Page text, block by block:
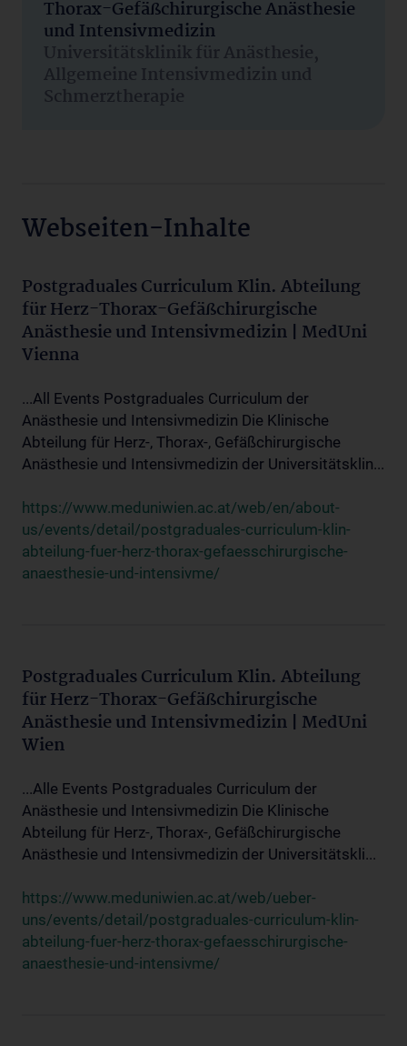
Thorax-Gefäßchirurgische Anästhesie
und Intensivmedizin
Universitätsklinik für Anästhesie,
Allgemeine Intensivmedizin und
Schmerztherapie
Webseiten-Inhalte
Postgraduales Curriculum Klin. Abteilung
für Herz-Thorax-Gefäßchirurgische
Anästhesie und Intensivmedizin | MedUni
Vienna
...All Events Postgraduales Curriculum der
Anästhesie und Intensivmedizin Die Klinische
Abteilung für Herz-, Thorax-, Gefäßchirurgische
Anästhesie und Intensivmedizin der Universitätsklin...
https://www.meduniwien.ac.at/web/en/about-
us/events/detail/postgraduales-curriculum-klin-
abteilung-fuer-herz-thorax-gefaesschirurgische-
anaesthesie-und-intensivme/
Postgraduales Curriculum Klin. Abteilung
für Herz-Thorax-Gefäßchirurgische
Anästhesie und Intensivmedizin | MedUni
Wien
...Alle Events Postgraduales Curriculum der
Anästhesie und Intensivmedizin Die Klinische
Abteilung für Herz-, Thorax-, Gefäßchirurgische
Anästhesie und Intensivmedizin der Universitätskli...
https://www.meduniwien.ac.at/web/ueber-
uns/events/detail/postgraduales-curriculum-klin-
abteilung-fuer-herz-thorax-gefaesschirurgische-
anaesthesie-und-intensivme/